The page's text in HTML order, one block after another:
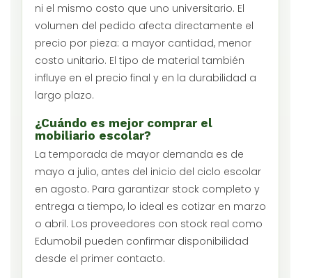
ni el mismo costo que uno universitario. El
volumen del pedido afecta directamente el
precio por pieza: a mayor cantidad, menor
costo unitario. El tipo de material también
influye en el precio final y en la durabilidad a
largo plazo.
¿Cuándo es mejor comprar el
mobiliario escolar?
La temporada de mayor demanda es de
mayo a julio, antes del inicio del ciclo escolar
en agosto. Para garantizar stock completo y
entrega a tiempo, lo ideal es cotizar en marzo
o abril. Los proveedores con stock real como
Edumobil pueden confirmar disponibilidad
desde el primer contacto.